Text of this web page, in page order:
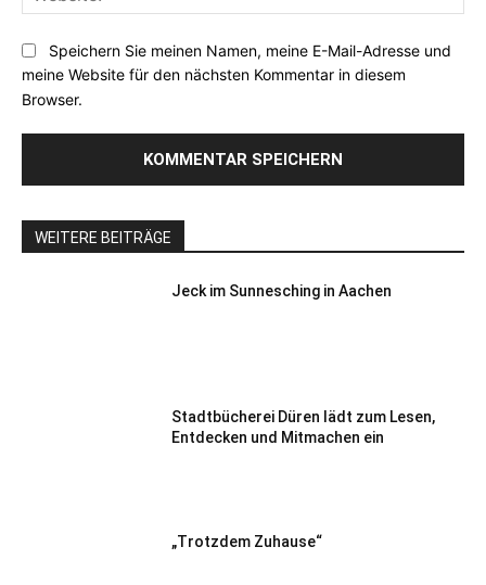
Speichern Sie meinen Namen, meine E-Mail-Adresse und
meine Website für den nächsten Kommentar in diesem
Browser.
WEITERE BEITRÄGE
Jeck im Sunnesching in Aachen
Stadtbücherei Düren lädt zum Lesen,
Entdecken und Mitmachen ein
„Trotzdem Zuhause“